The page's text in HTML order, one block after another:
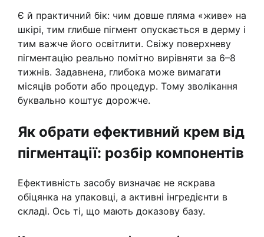
Є й практичний бік: чим довше пляма «живе» на
шкірі, тим глибше пігмент опускається в дерму і
тим важче його освітлити. Свіжу поверхневу
пігментацію реально помітно вирівняти за 6–8
тижнів. Задавнена, глибока може вимагати
місяців роботи або процедур. Тому зволікання
буквально коштує дорожче.
Як обрати ефективний крем від
пігментації: розбір компонентів
Ефективність засобу визначає не яскрава
обіцянка на упаковці, а активні інгредієнти в
складі. Ось ті, що мають доказову базу.